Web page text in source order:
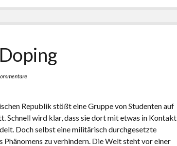
Republik stößt eine Gruppe von Studenten auf
Schnell wird klar, dass sie dort mit etwas in Kontakt
Doch selbst eine militärisch durchgesetzte
zu verhindern. Die Welt steht vor einer